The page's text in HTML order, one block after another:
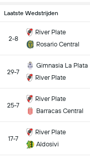
Laatste Wedstrijden
2-8
River Plate
Rosario Central
29-7
Gimnasia La Plata
River Plate
25-7
River Plate
Barracas Central
17-7
River Plate
Aldosivi